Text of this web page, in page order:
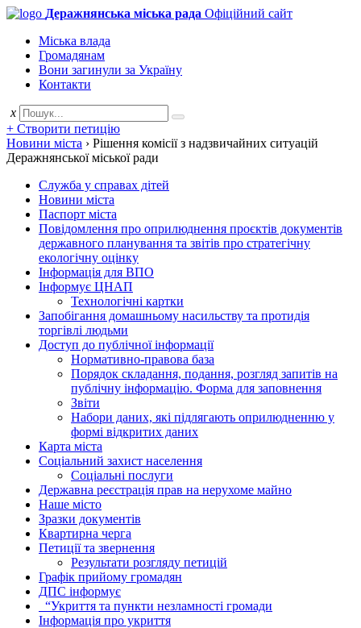
Деражнянська міська рада Офіційний сайт
Міська влада
Громадянам
Вони загинули за Україну
Контакти
x
+ Створити петицію
Новини міста › Рішення комісії з надзвичайних ситуацій
Деражнянської міської ради
Служба у справах дітей
Новини міста
Паспорт міста
Повідомлення про оприлюднення проєктів документів
державного планування та звітів про стратегічну
екологічну оцінку
Інформація для ВПО
Інформує ЦНАП
Технологічні картки
Запобігання домашньому насильству та протидія
торгівлі людьми
Доступ до публічної інформації
Нормативно-правова база
Порядок складання, подання, розгляд запитів на
публічну інформацію. Форма для заповнення
Звіти
Набори даних, які підлягають оприлюдненню у
формі відкритих даних
Карта міста
Соціальний захист населення
Соціальні послуги
Державна реєстрація прав на нерухоме майно
Наше місто
Зразки документів
Квартирна черга
Петиції та звернення
Результати розгляду петицій
Графік прийому громадян
ДПС інформує
“Укриття та пункти незламності громади
Інформація про укриття